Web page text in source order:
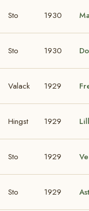
Sto 1930
Sto 1930
Valack 1929
Hingst 1929
Sto 1929
Sto 1929